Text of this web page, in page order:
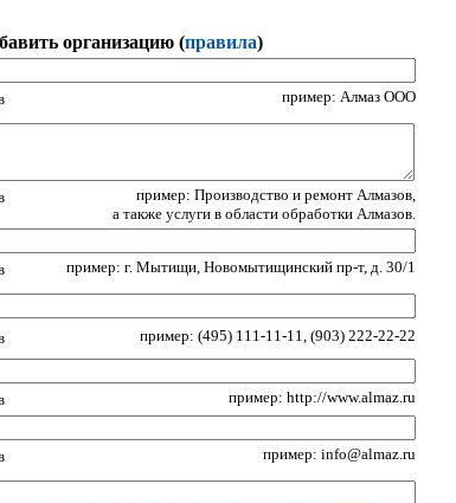
организацию (правила)
пример: Алмаз ООО
пример: Производство и ремонт Алмазов,
а также услуги в области обработки Алмазов.
пример: г. Мытищи, Новомытищинский пр-т, д. 30/1
пример: (495) 111-11-11, (903) 222-22-22
пример: http://www.almaz.ru
пример: info@almaz.ru